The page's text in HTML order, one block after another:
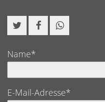
Name*
E-Mail-Adresse*